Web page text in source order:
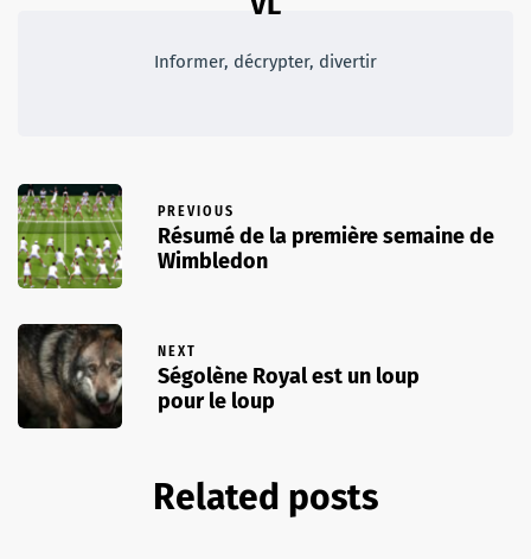
Informer, décrypter, divertir
PREVIOUS
Résumé de la première semaine de
Wimbledon
NEXT
Ségolène Royal est un loup
pour le loup
Related posts